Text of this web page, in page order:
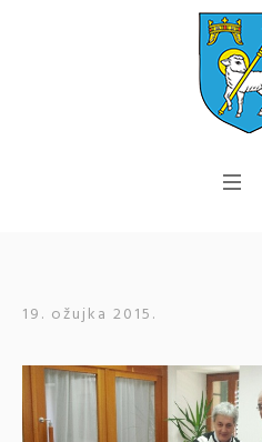
19. ožujka 2015.